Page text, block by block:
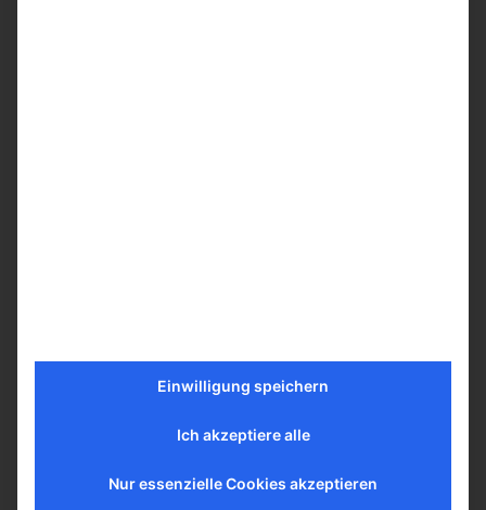
Einwilligung speichern
Ich akzeptiere alle
Nur essenzielle Cookies akzeptieren